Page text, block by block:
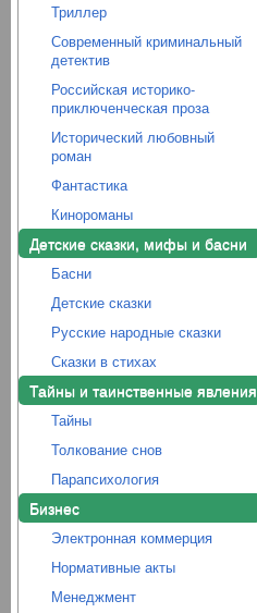
Триллер
Современный криминальный
детектив
Российская историко-
приключенческая проза
Исторический любовный
роман
Фантастика
Кинороманы
Детские сказки, мифы и басни
Басни
Детские сказки
Русские народные сказки
Сказки в стихах
Тайны и таинственные явления
Тайны
Толкование снов
Парапсихология
Бизнес
Электронная коммерция
Нормативные акты
Менеджмент